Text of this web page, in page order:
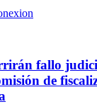
fallo
de